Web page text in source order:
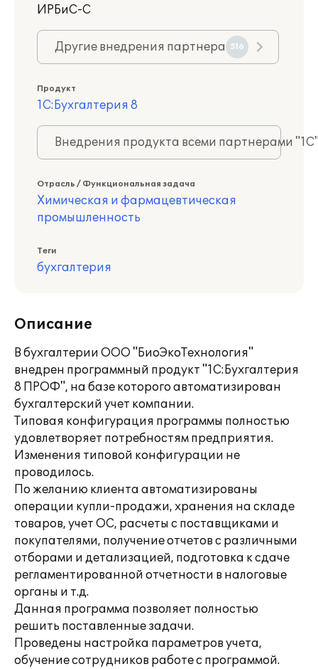
ИРБиС-С
Другие внедрения партнера 516
Продукт
1С:Бухгалтерия 8
Внедрения продукта всеми партнерами
Отрасль / Функциональная задача
Химическая и фармацевтическая
промышленность
Теги
бухгалтерия
Описание
В бухгалтерии ООО "БиоЭкоТехнология"
внедрен программный продукт "1С:Бухгалтерия
8 ПРОФ", на базе которого автоматизирован
бухгалтерский учет компании.
Типовая конфигурация программы полностью
удовлетворяет потребностям предприятия.
Изменения типовой конфигурации не
проводилось.
По желанию клиента автоматизированы
операции купли-продажи, хранения на складе
товаров, учет ОС, расчеты с поставщиками и
покупателями, получение отчетов с различными
отборами и детализацией, подготовка к сдаче
регламентированной отчетности в налоговые
органы и т.д.
Данная программа позволяет полностью
решить поставленные задачи.
Проведены настройка параметров учета,
обучение сотрудников работе с программой.